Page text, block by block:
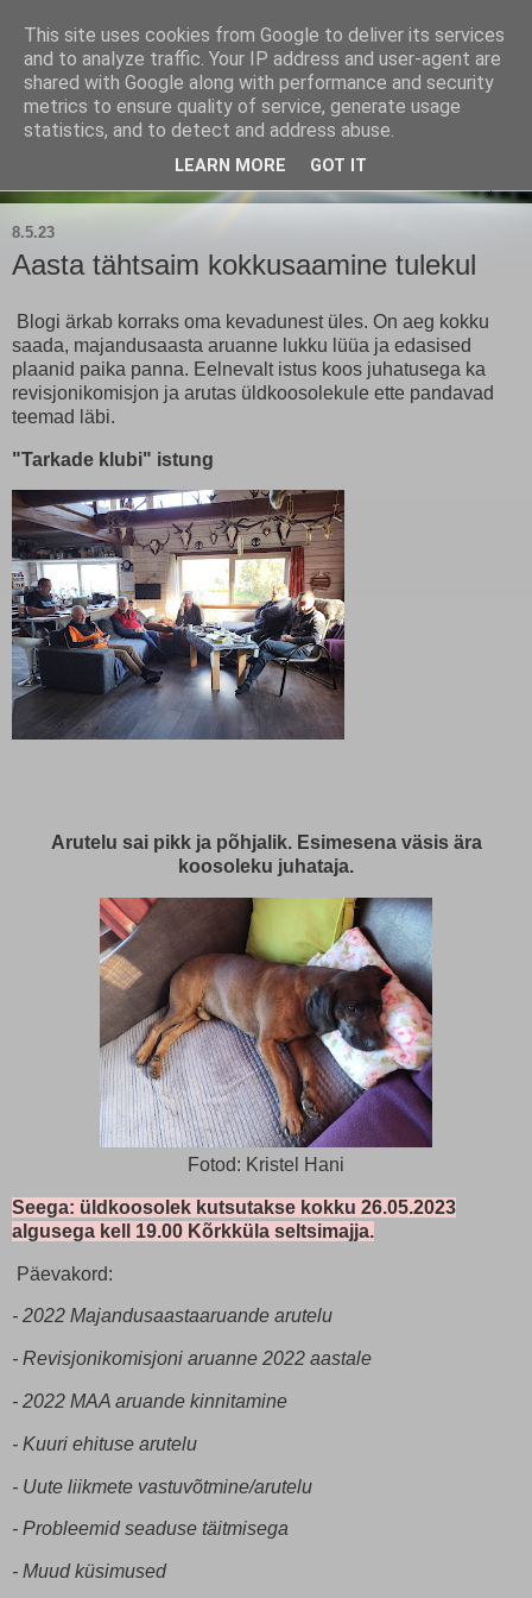
Kärla Jahimeeste Selts
Blogi Saaremaa keskpaiga jahimeeste tegemistest
8.5.23
Aasta tähtsaim kokkusaamine tulekul
Blogi ärkab korraks oma kevadunest üles. On aeg kokku
saada, majandusaasta aruanne lukku lüüa ja edasised
plaanid paika panna. Eelnevalt istus koos juhatusega ka
revisjonikomisjon ja arutas üldkoosolekule ette pandavad
teemad läbi.
"Tarkade klubi" istung
Arutelu sai pikk ja põhjalik. Esimesena väsis ära
koosoleku juhataja.
Fotod: Kristel Hani
Seega: üldkoosolek kutsutakse kokku 26.05.2023
algusega kell 19.00 Kõrkküla seltsimajja.
Päevakord:
- 2022 Majandusaastaaruande arutelu
- Revisjonikomisjoni aruanne 2022 aastale
- 2022 MAA aruande kinnitamine
- Kuuri ehituse arutelu
- Uute liikmete vastuvõtmine/arutelu
- Probleemid seaduse täitmisega
- Muud küsimused
This site uses cookies from Google to deliver its services
and to analyze traffic. Your IP address and user-agent are
shared with Google along with performance and security
metrics to ensure quality of service, generate usage
statistics, and to detect and address abuse.
LEARN MORE GOT IT